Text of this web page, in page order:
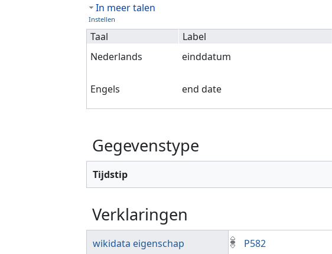
In meer talen
Instellen
Taal Label
Nederlands
einddatum
Engels
end date
Gegevenstype
Tijdstip
Verklaringen
wikidata eigenschap P582